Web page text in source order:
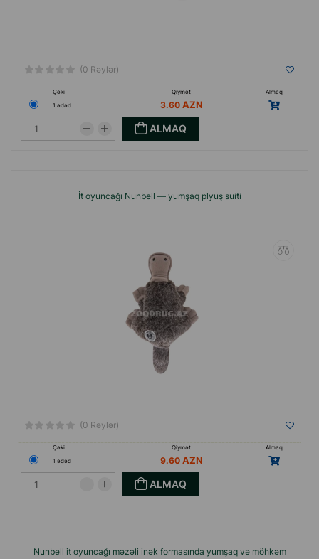
(0 Rəylər)
Çəki Qiymət
Almaq
1 ədəd
3.60
ALMAQ
İt oyuncağı Nunbell — yumşaq plyuş suiti
(0 Rəylər)
Çəki Qiymət
Almaq
1 ədəd
9.60
ALMAQ
Nunbell it oyuncağı məzəli inək formasında yumşaq və möhkəm